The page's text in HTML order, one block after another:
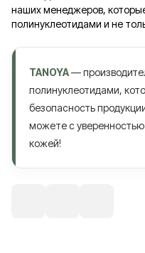
наших менеджеров,
полинуклеотидами и не
TANOYA—
полинуклеотидами,
безопасность
можете с уверенностью
кожей!